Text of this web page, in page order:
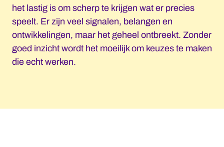
het lastig is om scherp te krijgen wat er precies
speelt. Er zijn veel signalen, belangen en
ontwikkelingen, maar het geheel ontbreekt. Zonder
goed inzicht wordt het moeilijk om keuzes te maken
die echt werken.